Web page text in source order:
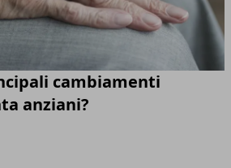
cambiamenti
anziani?